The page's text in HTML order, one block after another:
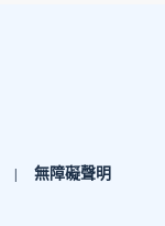
無障礙聲明